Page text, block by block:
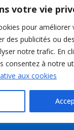
votre vie
pour améliorer
des publicités ou
notre trafic. En
consentez à notre
aux cookies